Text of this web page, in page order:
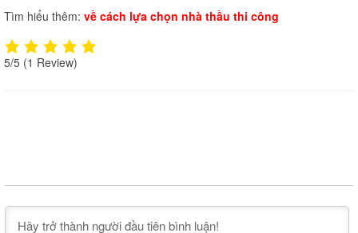
Tìm hiểu thêm: về cách lựa chọn nhà thầu thi công
5/5 (1 Review)